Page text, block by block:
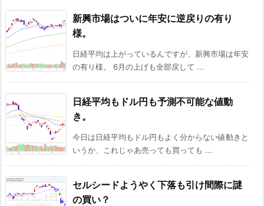
新興市場はついに年安に逆戻りの有り
様。
日経平均は上がっているんですが、新興市場は年安
の有り様。 6月の上げも全部戻して ...
日経平均もドル円も予測不可能な値動
き。
今日は日経平均もドル円もよく分からない値動きと
いうか、これじゃあ売っても買っても ...
セルシードようやく下落も引け間際に謎
の買い？